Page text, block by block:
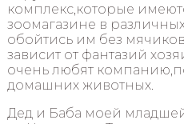
комплекс,которые
зоомагазине в
обойтись им без
зависит от фантазий
очень любят
домашних животных.
Дед и Баба моей